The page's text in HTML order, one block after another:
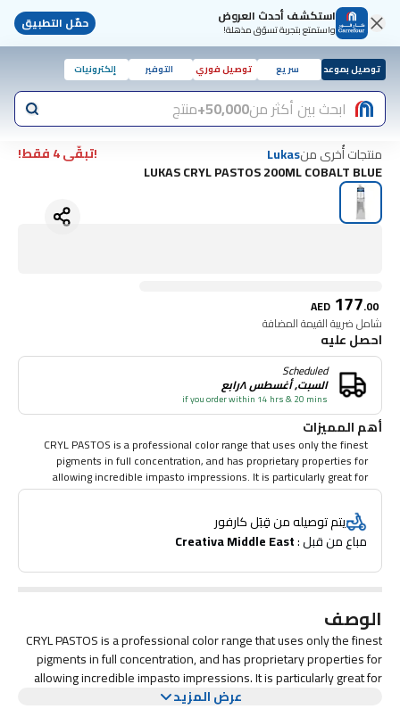
استكشف أحدث العروض
واستمتع بتجربة تسوّق مذهلة! حمّل التطبيق
توصيل بموعد سريع توصيل فوري التوفير إلكترونيات
ابحث بين أكثر من50,000+ منتج
منتجات أُخرى منLukas
!تبقّى 4 فقط!
LUKAS CRYL PASTOS 200ML COBALT BLUE
AED 177.00
شامل ضريبة القيمة المضافة
احصل عليه
Scheduled
السبت, أغسطس ٨رابع
if you order within 14 hrs & 20 mins
أهم المميزات
CRYL PASTOS is a professional color range that uses only the finest
pigments in full concentration, and has proprietary properties for
allowing incredible impasto impressions. It is particularly great for
artists who want to paint quickly, show impasto and have incredibly
vivid results.
يتم توصيله من قِبَل كارفور
مباع من قبل : Creativa Middle East
الوصف
CRYL PASTOS is a professional color range that uses only the finest
pigments in full concentration, and has proprietary properties for
allowing incredible impasto impressions. It is particularly great for
artists who want to paint quickly, show impasto and have incredibly
عرض المزيد